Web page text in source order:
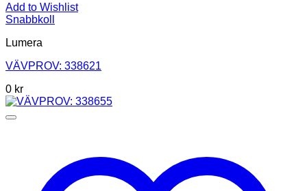
Add to Wishlist
Snabbkoll
Lumera
VÄVPROV: 338621
0 kr